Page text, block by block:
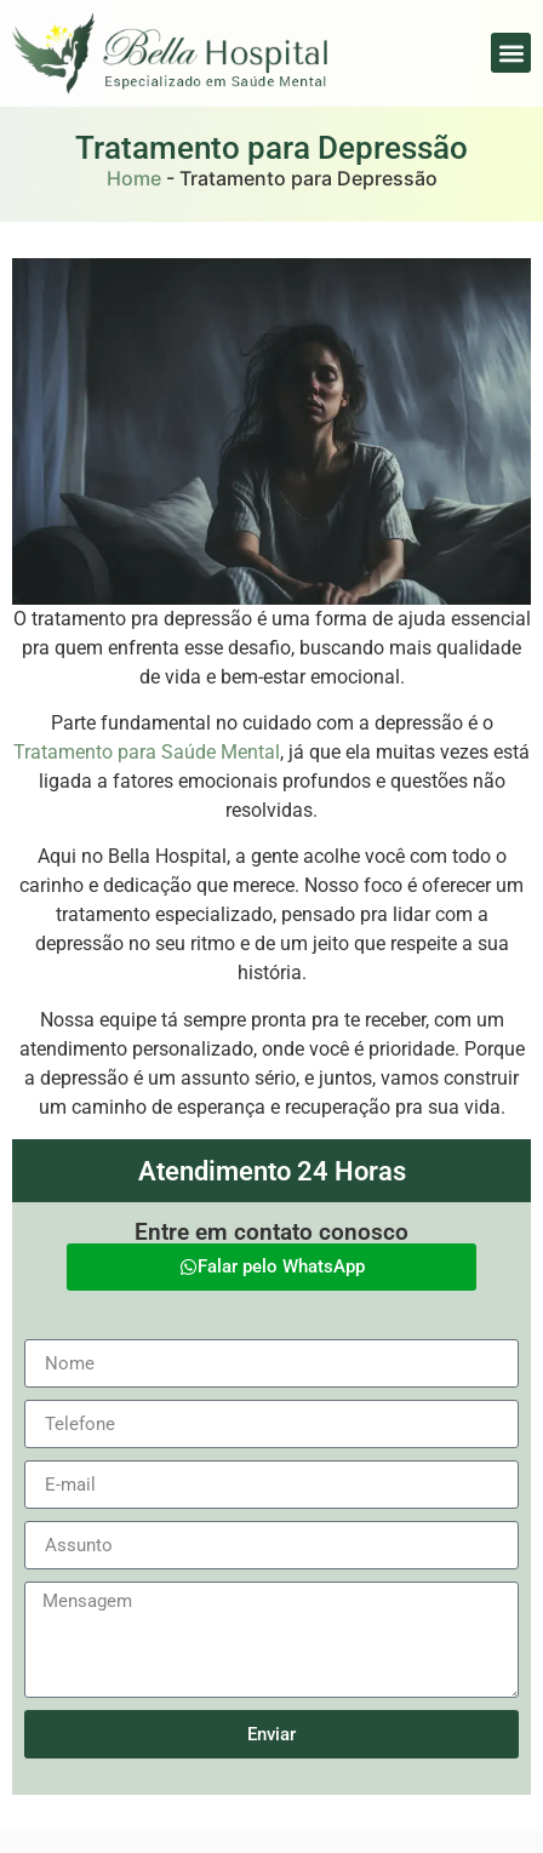
Tratamento para Depressão
Home- Tratamento para Depressão
O tratamento pra depressão é uma forma de ajuda essencial
pra quem enfrenta esse desafio, buscando mais qualidade
de vida e bem-estar emocional.
Parte fundamental no cuidado com a depressão é o
Tratamento para Saúde Mental, já que ela muitas vezes está
ligada a fatores emocionais profundos e questões não
resolvidas.
Aqui no Bella Hospital, a gente acolhe você com todo o
carinho e dedicação que merece. Nosso foco é oferecer um
tratamento especializado, pensado pra lidar com a
depressão no seu ritmo e de um jeito que respeite a sua
história.
Nossa equipe tá sempre pronta pra te receber, com um
atendimento personalizado, onde você é prioridade. Porque
a depressão é um assunto sério, e juntos, vamos construir
um caminho de esperança e recuperação pra sua vida.
Atendimento 24 Horas
Entre em contato conosco
Falar pelo WhatsApp
Enviar